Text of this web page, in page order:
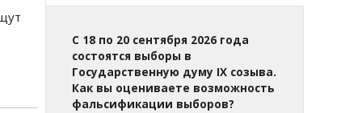
С 18 по 20 сентября 2026 года
состоятся выборы в
Государственную думу IX созыва.
Как вы оцениваете возможность
фальсификации выборов?